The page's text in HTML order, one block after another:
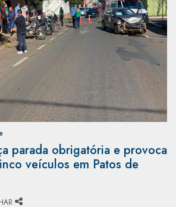
parada obrigatória e provoca
veículos em Patos de